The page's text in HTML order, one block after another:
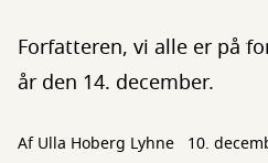
Forfatteren, vi alle er på
år den 14. december.
AfUlla Hoberg Lyhne 10.